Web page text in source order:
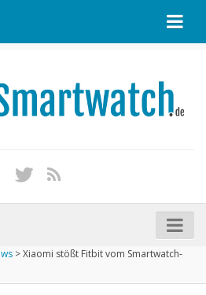
>Xiaomi stößt Fitbit vom Smartwatch-